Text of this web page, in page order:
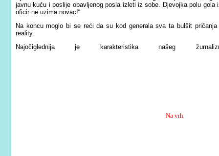
javnu kuću i poslije obavljenog posla izleti iz sobe. Djevojka polu
oficir ne uzima novac!“
Na koncu moglo bi se reći da su kod generala sva ta bulšit
reality.
Najočiglednija je karakteristika našeg
Na vrh